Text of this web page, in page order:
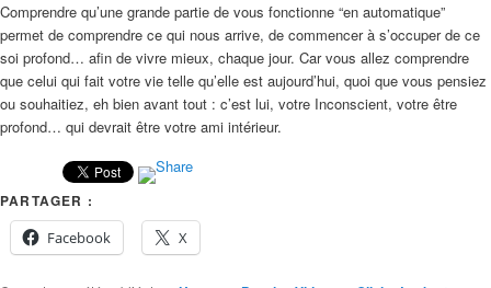
Comprendre qu’une grande partie de vous fonctionne “en automatique”
permet de comprendre ce qui nous arrive, de commencer à s’occuper de ce
soi profond… afin de vivre mieux, chaque jour. Car vous allez comprendre
que celui qui fait votre vie telle qu’elle est aujourd’hui, quoi que vous pensiez
ou souhaitiez, eh bien avant tout : c’est lui, votre Inconscient, votre être
profond… qui devrait être votre ami intérieur.
PARTAGER :
Facebook
X